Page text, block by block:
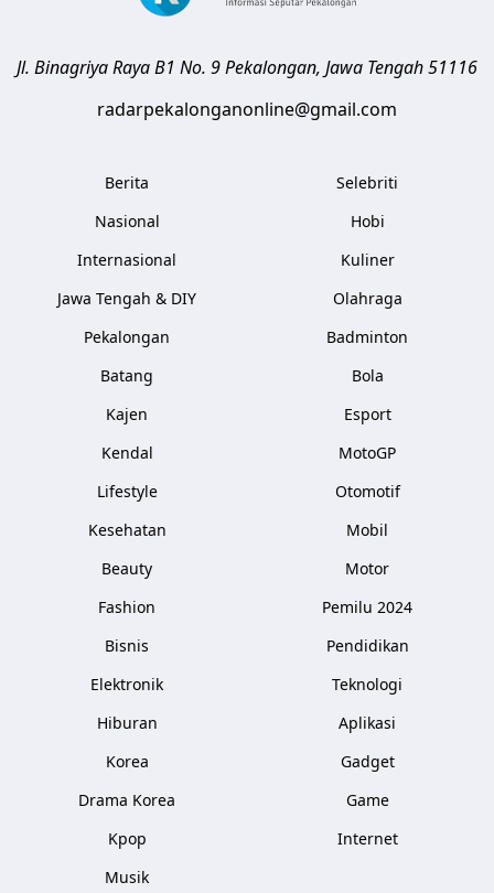
Jl. Binagriya Raya B1 No. 9Pekalongan, Jawa Tengah51116
radarpekalonganonline@gmail.com
Berita
Nasional
Internasional
Jawa Tengah & DIY
Pekalongan
Batang
Kajen
Kendal
Lifestyle
Kesehatan
Beauty
Fashion
Bisnis
Elektronik
Hiburan
Korea
Drama Korea
Kpop
Musik
Selebriti
Hobi
Kuliner
Olahraga
Badminton
Bola
Esport
MotoGP
Otomotif
Mobil
Motor
Pemilu 2024
Pendidikan
Teknologi
Aplikasi
Gadget
Game
Internet